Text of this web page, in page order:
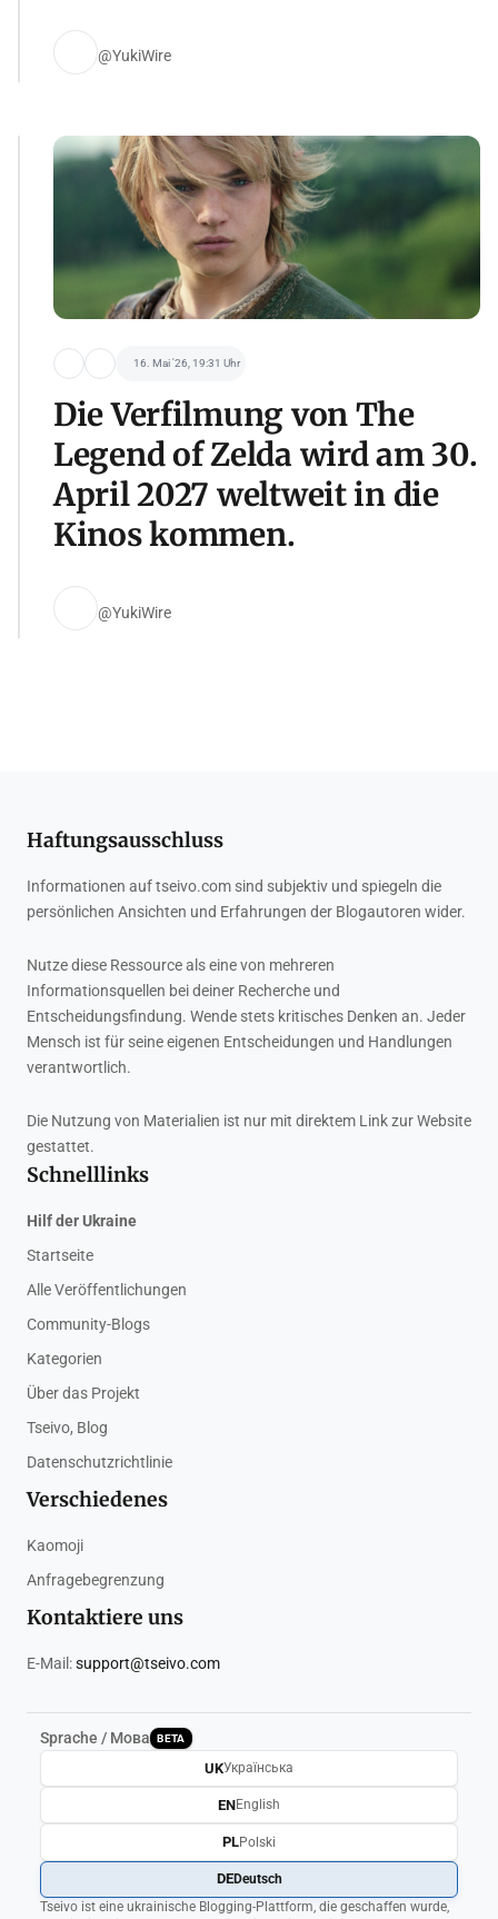
@YukiWire
16. Mai '26, 19:31 Uhr
Die Verfilmung von The
Legend of Zelda wird am 30.
April 2027 weltweit in die
Kinos kommen.
@YukiWire
Haftungsausschluss
Informationen auf tseivo.com sind subjektiv und spiegeln die
persönlichen Ansichten und Erfahrungen der Blogautoren wider.
Nutze diese Ressource als eine von mehreren
Informationsquellen bei deiner Recherche und
Entscheidungsfindung. Wende stets kritisches Denken an. Jeder
Mensch ist für seine eigenen Entscheidungen und Handlungen
verantwortlich.
Die Nutzung von Materialien ist nur mit direktem Link zur Website
gestattet.
Schnelllinks
Hilf der Ukraine
Startseite
Alle Veröffentlichungen
Community-Blogs
Kategorien
Über das Projekt
Tseivo, Blog
Datenschutzrichtlinie
Verschiedenes
Kaomoji
Anfragebegrenzung
Kontaktiere uns
E-Mail:support@tseivo.com
Sprache / Мова BETA
Tseivo ist eine ukrainische Blogging-Plattform, die geschaffen wurde,
UKУкраїнська
ENEnglish
PLPolski
DEDeutsch